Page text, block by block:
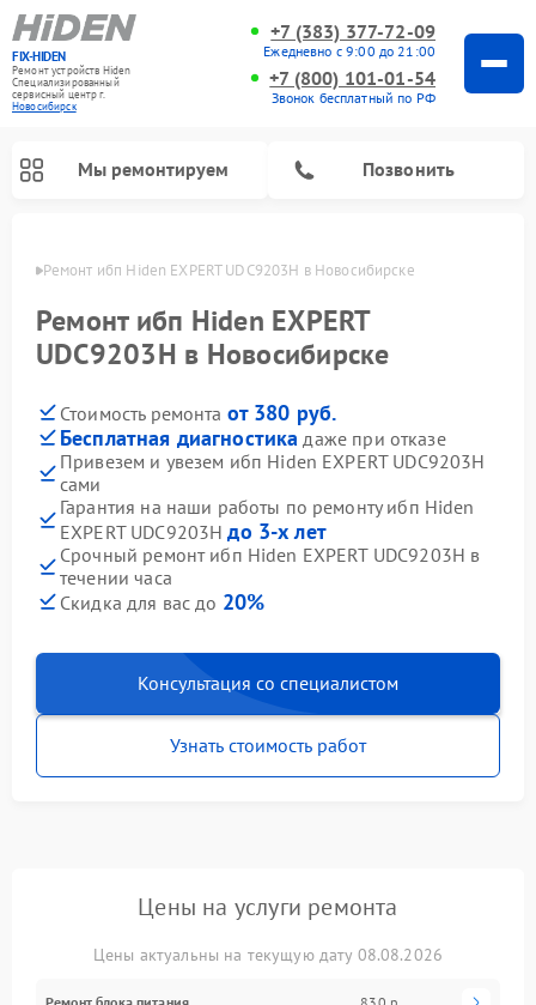
FIX-HIDEN
Ремонт устройств Hiden
Специализированный
cервисный центр г.
Новосибирск
+7 (383) 377-72-09
Ежедневно с 9:00 до 21:00
+7 (800) 101-01-54
Звонок бесплатный по РФ
Мы ремонтируем Позвонить
Ремонт ибп Hiden EXPERT UDC9203H в Новосибирске
Ремонт ибп Hiden EXPERT
UDC9203H в Новосибирске
Стоимость ремонта от 380 руб.
Бесплатная диагностика даже при отказе
Привезем и увезем ибп Hiden EXPERT UDC9203H
сами
Гарантия на наши работы по ремонту ибп Hiden
EXPERT UDC9203Hдо 3-х лет
Срочный ремонт ибп Hiden EXPERT UDC9203H в
течении часа
Скидка для вас до 20%
Консультация со специалистом
Узнать стоимость работ
Цены на услуги ремонта
Цены актуальны на текущую дату 08.08.2026